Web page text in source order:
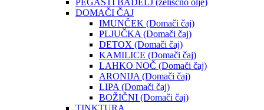
PEGASTI BADELJ (zeliščno olje)
DOMAČI ČAJ
IMUNČEK (Domači čaj)
PLJUČKA (Domači čaj)
DETOX (Domači čaj)
KAMILICE (Domači čaj)
LAHKO NOČ (Domači čaj)
ARONIJA (Domači čaj)
LIPA (Domači čaj)
BOŽIČNI (Domači čaj)
TINKTURA